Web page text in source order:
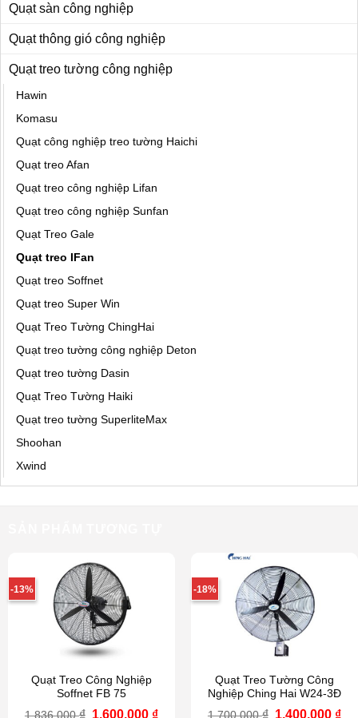
Quạt sàn công nghiệp
Quạt thông gió công nghiệp
Quạt treo tường công nghiệp
Hawin
Komasu
Quạt công nghiệp treo tường Haichi
Quạt treo Afan
Quạt treo công nghiệp Lifan
Quạt treo công nghiệp Sunfan
Quạt Treo Gale
Quạt treo IFan
Quạt treo Soffnet
Quạt treo Super Win
Quạt Treo Tường ChingHai
Quạt treo tường công nghiệp Deton
Quạt treo tường Dasin
Quạt Treo Tường Haiki
Quạt treo tường SuperliteMax
Shoohan
Xwind
-13%
Quạt Treo Công Nghiệp
Soffnet FB 75
1,836,000₫ Giá
1,600,000 ₫Giá
-18%
Quạt Treo Tường Công
Nghiệp Ching Hai W24-3Đ
1,700,000₫ Giá
1,400,000 ₫